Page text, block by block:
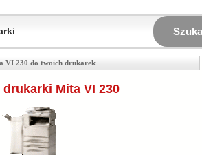
VI 230 do twoich drukarek
Mita VI 230